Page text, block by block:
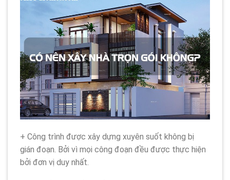
+ Công trình được xây dựng xuyên suốt không bị
gián đoạn. Bởi vì mọi công đoạn đều được thực hiện
bởi đơn vị duy nhất.